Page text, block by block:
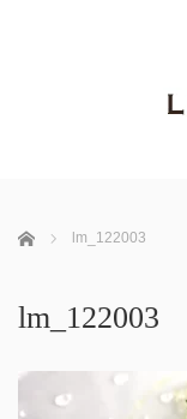
ホーム lm_122003
lm_122003